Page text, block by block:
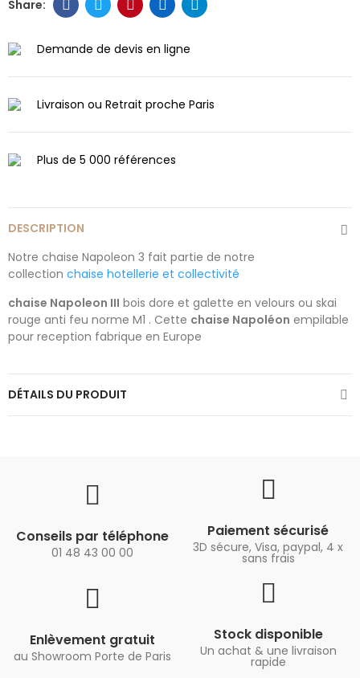
Demande de devis en ligne
Livraison ou Retrait proche Paris
Plus de 5 000 références
DESCRIPTION
Notre chaise Napoleon 3 fait partie de notre
collection chaise hotellerie et collectivité
chaise Napoleon III bois dore et galette en velours ou skai
rouge anti feu norme M1 . Cette chaise Napoléon empilable
pour reception fabrique en Europe
DÉTAILS DU PRODUIT
Conseils par téléphone
01 48 43 00 00
Paiement sécurisé
3D sécure, Visa, paypal, 4 x
sans frais
Enlèvement gratuit
au Showroom Porte de Paris
Stock disponible
Un achat & une livraison
rapide